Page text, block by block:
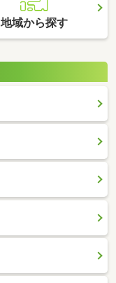
地域から探す